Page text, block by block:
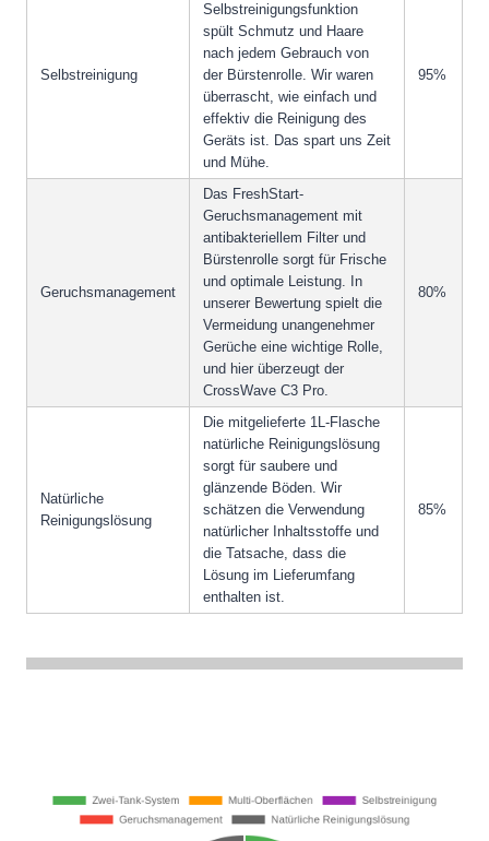
Selbstreinigung
Selbstreinigungsfunktion
spült Schmutz und Haare
nach jedem Gebrauch von
der Bürstenrolle. Wir waren
überrascht, wie einfach und
effektiv die Reinigung des
Geräts ist. Das spart uns Zeit
und Mühe.
95%
Geruchsmanagement
Das FreshStart-
Geruchsmanagement mit
antibakteriellem Filter und
Bürstenrolle sorgt für Frische
und optimale Leistung. In
unserer Bewertung spielt die
Vermeidung unangenehmer
Gerüche eine wichtige Rolle,
und hier überzeugt der
CrossWave C3 Pro.
80%
Natürliche
Reinigungslösung
Die mitgelieferte 1L-Flasche
natürliche Reinigungslösung
sorgt für saubere und
glänzende Böden. Wir
schätzen die Verwendung
natürlicher Inhaltsstoffe und
die Tatsache, dass die
Lösung im Lieferumfang
enthalten ist.
85%